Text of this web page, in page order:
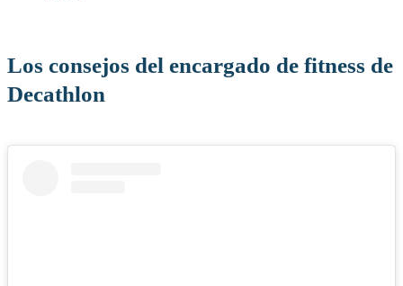
Los consejos del encargado de fitness de
Decathlon